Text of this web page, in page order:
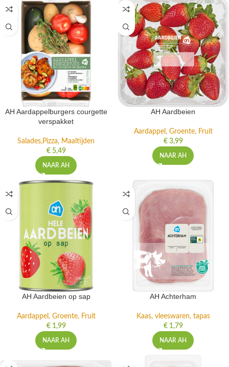
AH Aardappelburgers courgette
verspakket
Salades,Pizza, Maaltijden
€5,49
NAAR AH
AH Aardbeien
Aardappel, Groente, Fruit
€3,99
NAAR AH
AH Aardbeien op sap
Aardappel, Groente, Fruit
€1,99
NAAR AH
AH Achterham
Kaas, vleeswaren, tapas
€1,79
NAAR AH